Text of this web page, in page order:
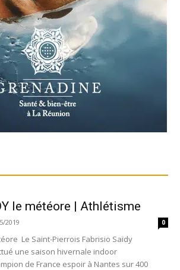
le météore | Athlétisme
2019 0
Le Saint-Pierrois Fabrisio Saïdy
une saison hivernale indoor
de France espoir à Nantes sur 400